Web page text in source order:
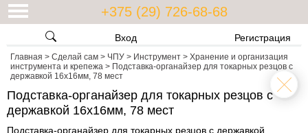
+375 (29) 726-68-68
Вход Регистрация
Главная > Сделай сам > ЧПУ > Инструмент > Хранение и организация
инструмента и крепежа > Подставка-органайзер для токарных резцов с
державкой 16x16мм, 78 мест
Подставка-органайзер для токарных резцов с
державкой 16x16мм, 78 мест
Подставка-органайзер для токарных резцов с державкой